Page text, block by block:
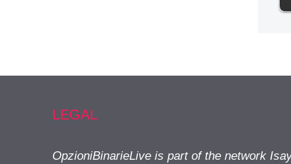
LEGAL
OpzioniBinarieLive is part of the network